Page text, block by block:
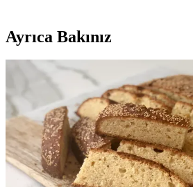
Ayrıca Bakınız
Paskalya Sofralarında Dünya
Yemekler ve Kültürel Lezzetler
Paskalya sofralarında kırmızı yumurtalar,
öne çıkar. Farklı ülkelerde bu gelenekler,
anlamlarıyla çeşitlilik gösterir.
Paskalya Keki Tarifleri ve